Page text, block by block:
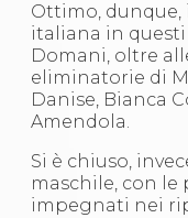
Ottimo,
italiana in questi
Domani, oltre
eliminatorie di
Danise, Bianca
Amendola.
Si è chiuso,
maschile, con le
impegnati nei